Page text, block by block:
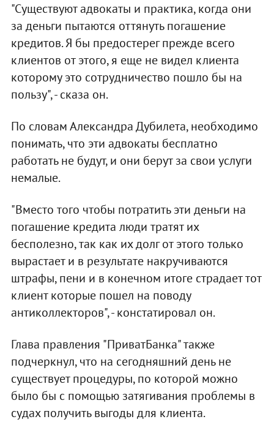
"Существуют адвокаты и практика, когда они
за деньги пытаются оттянуть погашение
кредитов. Я бы предостерег прежде всего
клиентов от этого, я еще не видел клиента
которому это сотрудничество пошло бы на
пользу", - сказа он.
По словам Александра Дубилета, необходимо
понимать, что эти адвокаты бесплатно
работать не будут, и они берут за свои услуги
немалые.
"Вместо того чтобы потратить эти деньги на
погашение кредита люди тратят их
бесполезно, так как их долг от этого только
вырастает и в результате накручиваются
штрафы, пени и в конечном итоге страдает тот
клиент которые пошел на поводу
антиколлекторов", - констатировал он.
Глава правления "ПриватБанка" также
подчеркнул, что на сегодняшний день не
существует процедуры, по которой можно
было бы с помощью затягивания проблемы в
судах получить выгоды для клиента.